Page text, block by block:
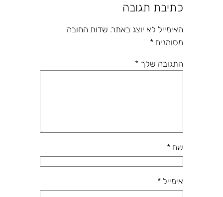
כתיבת תגובה
האימייל לא יוצג באתר. שדות החובה
מסומנים *
התגובה שלך *
שם *
אימייל *